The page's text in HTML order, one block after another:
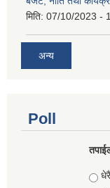
मिति: 07/10/2023 -
अन्य
Poll